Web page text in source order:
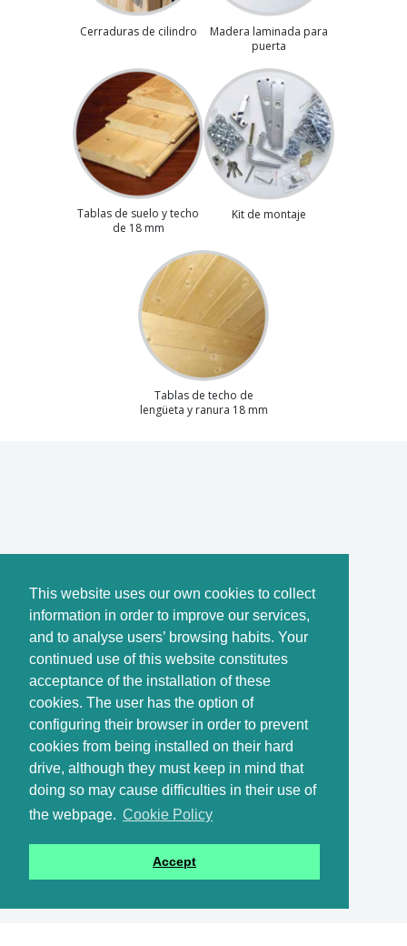
This website uses our own cookies to collect
information in order to improve our services,
and to analyse users’ browsing habits. Your
continued use of this website constitutes
acceptance of the installation of these
cookies. The user has the option of
configuring their browser in order to prevent
cookies from being installed on their hard
drive, although they must keep in mind that
doing so may cause difficulties in their use of
the webpage. Cookie Policy
Accept
Cerraduras de cilindro
Madera laminada para
puerta
Tablas de suelo y techo
de 18 mm
Kit de montaje
Tablas de techo de
lengüeta y ranura 18 mm